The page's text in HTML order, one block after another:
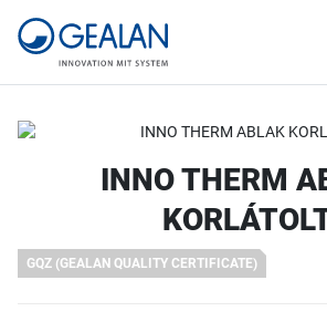
INNO THERM
GQZ (GEALAN QUALITY CERTIFICATE)